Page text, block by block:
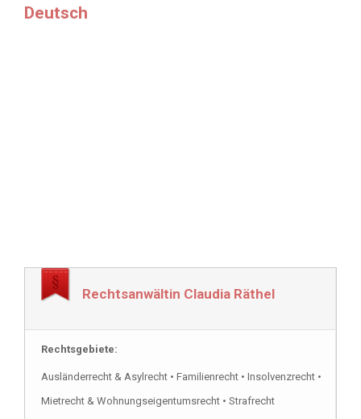
Rechtsanwälte: Türkisch
Deutsch
Rechtsanwältin Claudia Räthel
Rechtsgebiete:
Ausländerrecht & Asylrecht • Familienrecht • Insolvenzrecht •
Mietrecht & Wohnungseigentumsrecht • Strafrecht